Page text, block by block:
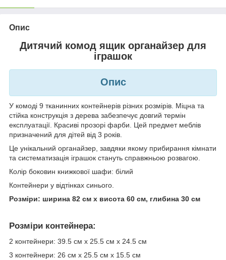
Опис
Дитячий комод ящик органайзер для
іграшок
Опис
У комоді 9 тканинних контейнерів різних розмірів. Міцна та
стійка конструкція з дерева забезпечує довгий термін
експлуатації. Красиві прозорі фарби. Цей предмет меблів
призначений для дітей від 3 років.
Це унікальний органайзер, завдяки якому прибирання кімнати
та систематизація іграшок стануть справжньою розвагою.
Колір боковин книжкової шафи: білий
Контейнери у відтінках синього.
Розміри: ширина 82 см x висота 60 см, глибина 30 см
Розміри контейнера:
2 контейнери: 39.5 см x 25.5 см x 24.5 см
3 контейнери: 26 см x 25.5 см x 15.5 см